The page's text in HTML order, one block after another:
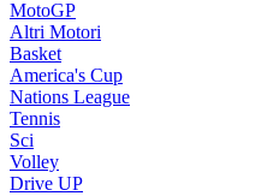
MotoGP
Altri Motori
Basket
America's Cup
Nations League
Tennis
Sci
Volley
Drive UP